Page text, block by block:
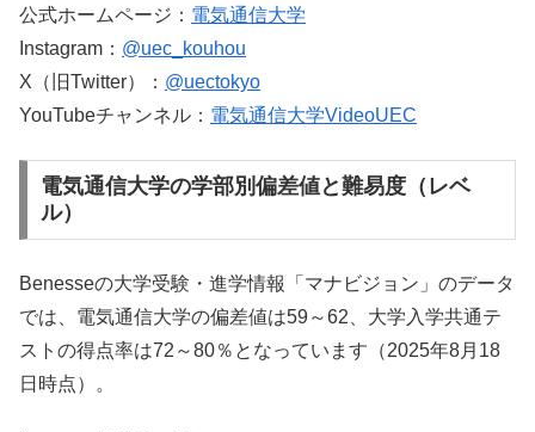
公式ホームページ： 電気通信大学
Instagram： @uec_kouhou
X（旧Twitter）： @uectokyo
YouTubeチャンネル： 電気通信大学VideoUEC
電気通信大学の学部別偏差値と難易度（レベ
ル）
Benesseの大学受験・進学情報「マナビジョン」のデータ
では、電気通信大学の偏差値は59～62、大学入学共通テ
ストの得点率は72～80％となっています（2025年8月18
日時点）。